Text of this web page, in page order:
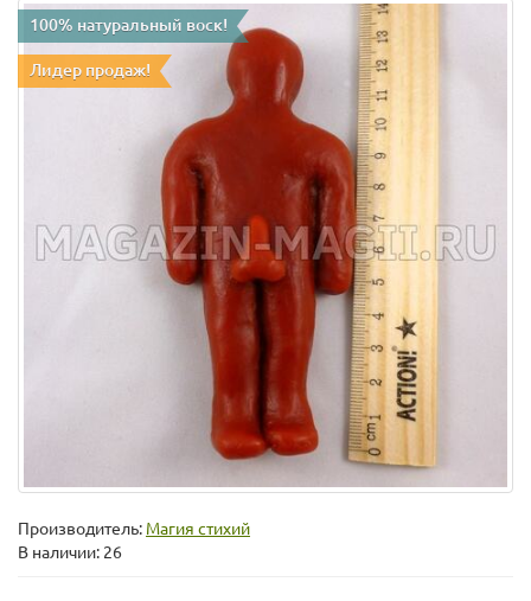
100% натуральный воск!
Лидер продаж!
Производитель: Магия стихий
В наличии: 26